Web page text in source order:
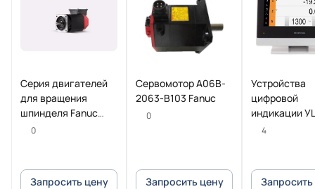
Серия двигателей
для вращения
шпинделя Fanuc
Beta iI
0
Запросить цену
Сервомотор A06B-
2063-B103 Fanuc
0
Запросить цену
Устройства
цифровой
индикации
POSITIP 8016
4